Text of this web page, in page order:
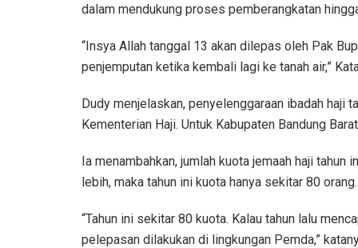
dalam mendukung proses pemberangkatan
“Insya Allah tanggal 13 akan dilepas oleh Pak
penjemputan ketika kembali lagi ke tanah air,”
Dudy menjelaskan, penyelenggaraan ibadah haji
Kementerian Haji. Untuk Kabupaten Bandung
Ia menambahkan, jumlah kuota jemaah haji
lebih, maka tahun ini kuota hanya sekitar 80 orang.
“Tahun ini sekitar 80 kuota. Kalau tahun lalu
pelepasan dilakukan di lingkungan Pemda,”